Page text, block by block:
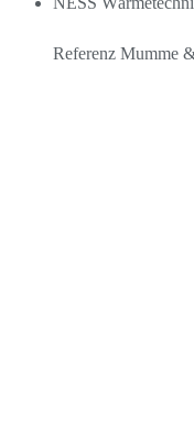
Referenz Mumme